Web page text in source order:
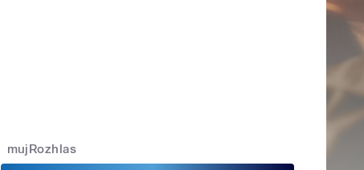
mujRozhlas